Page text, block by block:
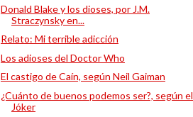
Donald Blake y los dioses, por J.M.
Straczynsky en...
Relato: Mi terrible adicción
Los adioses del Doctor Who
El castigo de Caín, según Neil Gaiman
¿Cuánto de buenos podemos ser?, según el
Jóker